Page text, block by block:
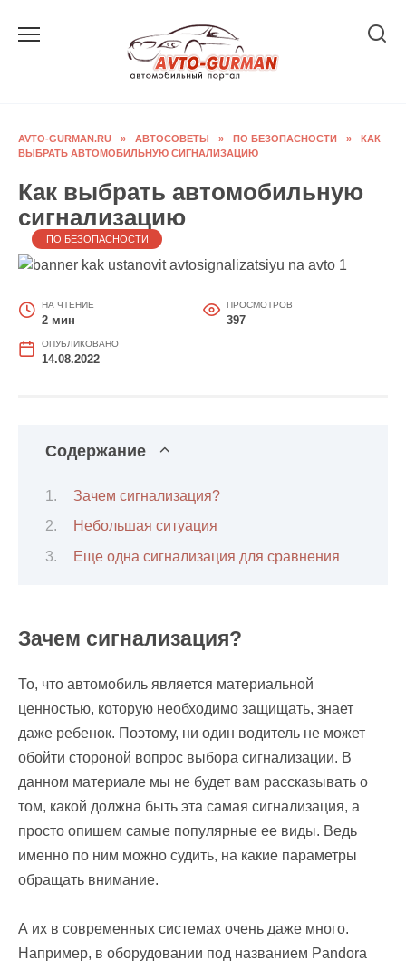
AVTO-GURMAN.RU » АВТОСОВЕТЫ » ПО БЕЗОПАСНОСТИ »
КАК
ВЫБРАТЬ АВТОМОБИЛЬНУЮ СИГНАЛИЗАЦИЮ
Как выбрать автомобильную
сигнализацию
ПО БЕЗОПАСНОСТИ
НА ЧТЕНИЕ
2 мин
ПРОСМОТРОВ
397
ОПУБЛИКОВАНО
14.08.2022
Содержание
Зачем сигнализация?
Небольшая ситуация
Еще одна сигнализация для сравнения
Зачем сигнализация?
То, что автомобиль является материальной
ценностью, которую необходимо защищать, знает
даже ребенок. Поэтому, ни один водитель не может
обойти стороной вопрос выбора сигнализации. В
данном материале мы не будет вам рассказывать о
том, какой должна быть эта самая сигнализация, а
просто опишем самые популярные ее виды. Ведь
именно по ним можно судить, на какие параметры
обращать внимание.
А их в современных системах очень даже много.
Например, в оборудовании под названием Pandora